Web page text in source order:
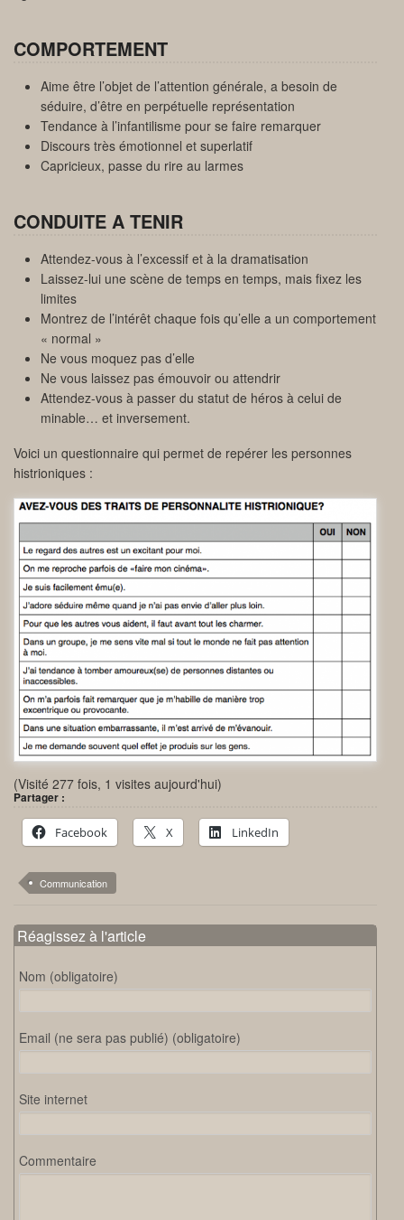
COMPORTEMENT
Aime être l’objet de l’attention générale, a besoin de
séduire, d’être en perpétuelle représentation
Tendance à l’infantilisme pour se faire remarquer
Discours très émotionnel et superlatif
Capricieux, passe du rire au larmes
CONDUITE A TENIR
Attendez-vous à l’excessif et à la dramatisation
Laissez-lui une scène de temps en temps, mais fixez les
limites
Montrez de l’intérêt chaque fois qu’elle a un comportement
« normal »
Ne vous moquez pas d’elle
Ne vous laissez pas émouvoir ou attendrir
Attendez-vous à passer du statut de héros à celui de
minable… et inversement.
Voici un questionnaire qui permet de repérer les personnes
histrioniques :
(Visité 277 fois, 1 visites aujourd'hui)
Partager :
Facebook X LinkedIn
Communication
Réagissez à l'article
Nom (obligatoire)
Email (ne sera pas publié) (obligatoire)
Site internet
Commentaire